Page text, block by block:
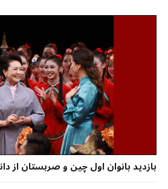
بازدید بانوان اول چین و صربستان